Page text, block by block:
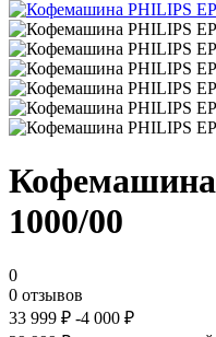
1000/00
0
0 отзывов
33 999 ₽ -4 000 ₽